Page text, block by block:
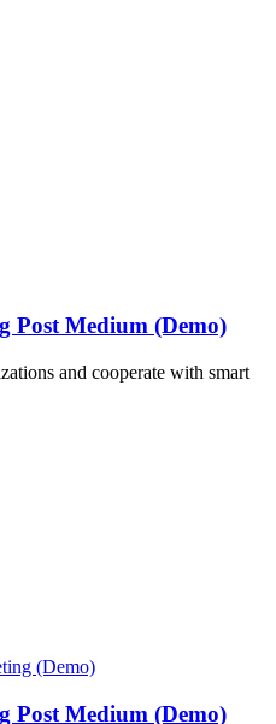
Post Medium (Demo)
and cooperate with smart
(Demo)
Post Medium (Demo)